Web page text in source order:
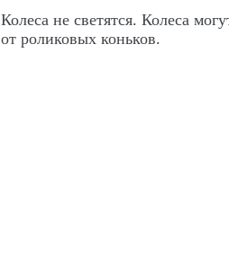
Колеса не светятся. Колеса
от роликовых коньков.